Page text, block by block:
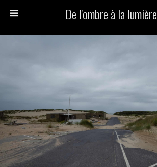
De l'ombre à la